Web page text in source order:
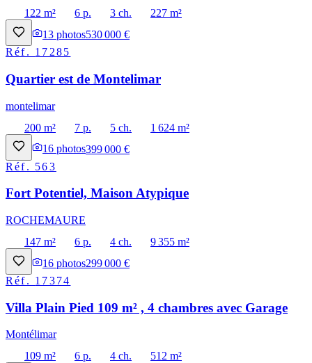
122 m²
6 p. 3 ch.
227 m²
13 photos530 000 €
Réf. 17285
Quartier est de Montelimar
montelimar
200 m²
7 p. 5 ch.
1 624 m²
16 photos399 000 €
Réf. 563
Fort Potentiel, Maison Atypique
ROCHEMAURE
147 m²
6 p. 4 ch.
9 355 m²
16 photos299 000 €
Réf. 17374
Villa Plain Pied 109 m² , 4 chambres avec Garage
Montélimar
109 m²
6 p. 4 ch.
512 m²